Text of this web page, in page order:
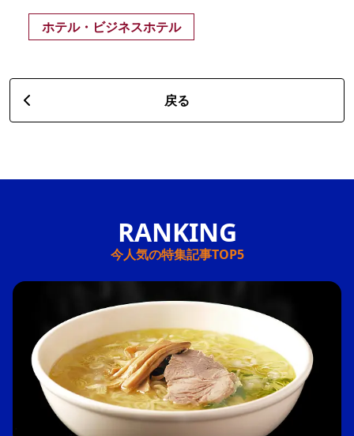
ホテル・ビジネスホテル
戻る
今人気の特集記事TOP5